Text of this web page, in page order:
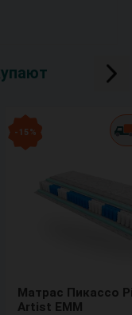
- 15 %
Матрас Пикассо
Artist ЕММ